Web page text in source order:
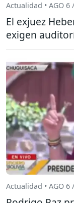
Actualidad • AGO 6
El exjuez
exigen
Actualidad • AGO 6